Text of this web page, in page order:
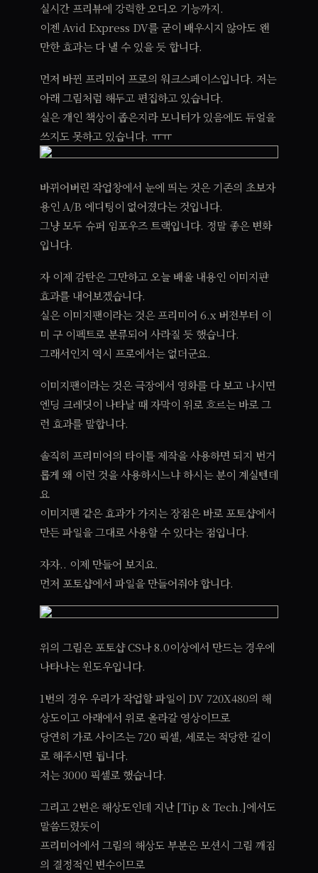
실시간 프리뷰에 강력한 오디오 기능까지.
이젠 Avid Express DV를 굳이 배우시지 않아도 왠
만한 효과는 다 낼 수 있을 듯 합니다.
먼저 바뀐 프리미어 프로의 워크스페이스입니다. 저는
아래 그림처럼 해두고 편집하고 있습니다.
실은 개인 책상이 좁은지라 모니터가 있음에도 듀얼을
쓰지도 못하고 있습니다. ㅠㅠ
바뀌어버린 작업창에서 눈에 띄는 것은 기존의 초보자
용인 A/B 에디팅이 없어졌다는 것입니다.
그냥 모두 슈퍼 임포우즈 트랙입니다. 정말 좋은 변화
입니다.
자 이제 감탄은 그만하고 오늘 배울 내용인 이미지퍈
효과를 내어보겠습니다.
실은 이미지팬이라는 것은 프리미어 6.x 버전부터 이
미 구 이펙트로 분류되어 사라질 듯 했습니다.
그래서인지 역시 프로에서는 없더군요.
이미지팬이라는 것은 극장에서 영화를 다 보고 나시면
엔딩 크레딧이 나타날 때 자막이 위로 흐르는 바로 그
런 효과를 말합니다.
솔직히 프리미어의 타이틀 제작을 사용하면 되지 번거
롭게 왜 이런 것을 사용하시느냐 하시는 분이 계실텐데
요
이미지팬 같은 효과가 가지는 장점은 바로 포토샵에서
만든 파일을 그대로 사용할 수 있다는 점입니다.
자자.. 이제 만들어 보지요.
먼저 포토샵에서 파일을 만들어줘야 합니다.
위의 그림은 포토샵 CS나 8.0이상에서 만드는 경우에
나타나는 윈도우입니다.
1번의 경우 우리가 작업할 파일이 DV 720X480의 해
상도이고 아래에서 위로 올라갈 영상이므로
당연히 가로 사이즈는 720 픽셀, 세로는 적당한 길이
로 해주시면 됩니다.
저는 3000 픽셀로 했습니다.
그리고 2번은 해상도인데 지난 [Tip & Tech.]에서도
말씀드렸듯이
프리미어에서 그림의 해상도 부분은 모션시 그림 깨짐
의 결정적인 변수이므로